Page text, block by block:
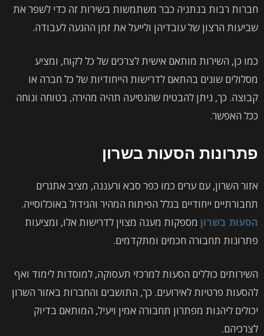
חברות רבות בנתניה כבר משתמשות בשירות זה כדי לשפר את
שביעות הרצון של עובדיהן ולייעל את זמן ההגעה לעבודה.
כמו כן, השירות מותאם אישית לצרכים של כל לקוח, ומציע
מסלולים שונים בהתאם לדרישות הייחודיות של כל חברה או
קבוצה. כך, ניתן להבטיח שהנסיעה תהיה מהירה, בטוחה ונוחה
ככל האפשר.
פתרונות הסעות בשרון
אזור השרון, עם ערים כמו כפר סבא ורעננה, מציב אתגרים
תחבורתיים ייחודיים בגלל הפיתוח המהיר והגידול באוכלוסייה.
הסעות בשרון מספקות מענה מצוין לדרישות אלו, ומציעות
פתרונות תחבורה חכמים ומתקדמים.
השירותים כוללים הסעות למרכזי תעסוקה, למוסדות לימוד ואף
להסעות פרטיות לאירועים. כך, התושבים והחברות באזור השרון
יכולים ליהנות מפתרון תחבורה אמין ויעיל, המותאם בדיוק
לצרכיהם.